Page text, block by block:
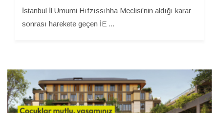
İstanbul İl Umumi Hıfzıssıhha Meclisi’nin aldığı karar
sonrası harekete geçen İE ...